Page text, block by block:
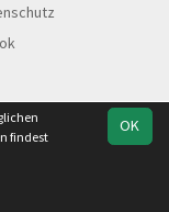
OK
findest